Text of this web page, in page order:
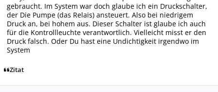
gebraucht. Im System war doch glaube ich ein Druckschalter,
der Die Pumpe (das Relais) ansteuert. Also bei niedrigem
Druck an, bei hohem aus. Dieser Schalter ist glaube ich auch
für die Kontrollleuchte verantwortlich. Vielleicht misst er den
Druck falsch. Oder Du hast eine Undichtigkeit irgendwo im
System
Zitat